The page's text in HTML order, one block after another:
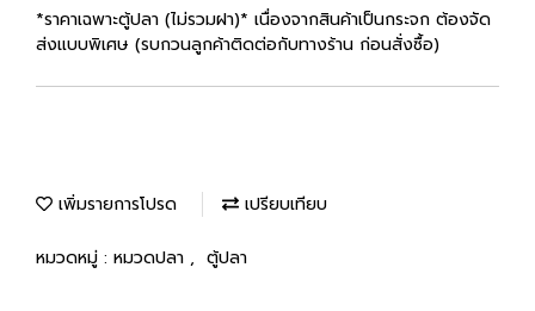
*ราคาเฉพาะตู้ปลา (ไม่รวมฝา)* เนื่องจากสินค้าเป็นกระจก ต้องจัด
ส่งแบบพิเศษ (รบกวนลูกค้าติดต่อกับทางร้าน ก่อนสั่งซื้อ)
เพิ่มรายการโปรด เปรียบเทียบ
หมวดหมู่ : หมวดปลา , ตู้ปลา